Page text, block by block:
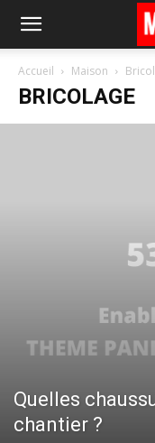
Accueil Maison
BRICOLAGE
Quelles
chantier ?